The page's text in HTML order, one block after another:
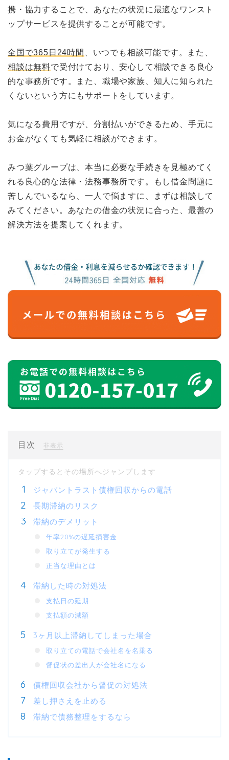
携・協力することで、あなたの状況に最適なワンスト
ップサービスを提供することが可能です。
全国で365日24時間
、いつでも相談可能です。また、
相談は無料で受付けており、安心して相談できる良心
的な事務所です。また、職場や家族、知人に知られた
くないという方にもサポートをしています。
気になる費用ですが、分割払いができるため、手元に
お金がなくても気軽に相談ができます。
みつ葉グループは、本当に必要な手続きを見極めてく
れる良心的な法律・法務事務所です。もし借金問題に
苦しんでいるなら、一人で悩ますに、まずは相談して
みてください。あなたの借金の状況に合った、最善の
解決方法を提案してくれます。
目次 非表示
ジャパントラスト債権回収からの電話
長期滞納のリスク
滞納のデメリット
年率20%の遅延損害金
取り立てが発生する
正当な理由とは
滞納した時の対処法
支払日の延期
支払額の減額
3ヶ月以上滞納してしまった場合
取り立ての電話で会社名を名乗る
督促状の差出人が会社名になる
債権回収会社から督促の対処法
差し押さえを止める
滞納で債務整理をするなら